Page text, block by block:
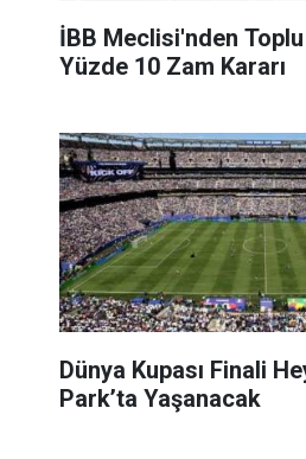
İBB Meclisi'nden Toplu
Yüzde 10 Zam Kararı
Dünya Kupası Finali
Park’ta Yaşanacak